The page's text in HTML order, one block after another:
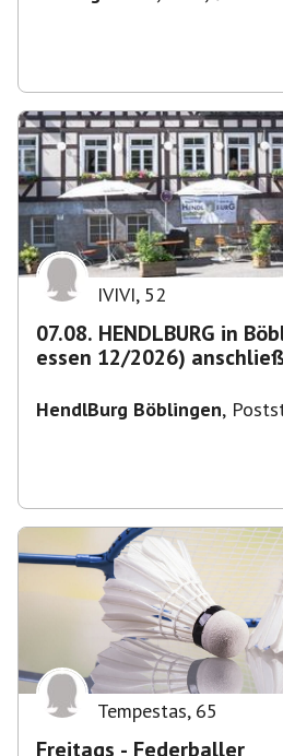
IVIVI, 52
07.08. HENDLBURG in
essen 12/2026)
HendlBurg Böblingen,
Tempestas, 65
Freitags - Federballer